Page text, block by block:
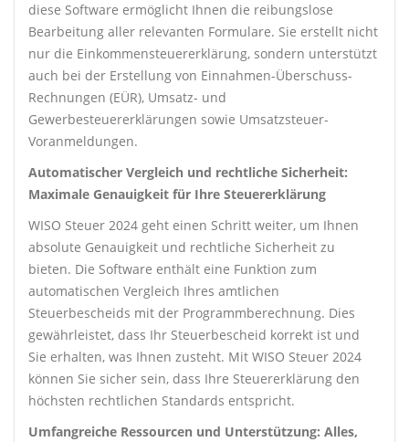
diese Software ermöglicht Ihnen die reibungslose
Bearbeitung aller relevanten Formulare. Sie erstellt nicht
nur die Einkommensteuererklärung, sondern unterstützt
auch bei der Erstellung von Einnahmen-Überschuss-
Rechnungen (EÜR), Umsatz- und
Gewerbesteuererklärungen sowie Umsatzsteuer-
Voranmeldungen.
Automatischer Vergleich und rechtliche Sicherheit:
Maximale Genauigkeit für Ihre Steuererklärung
WISO Steuer 2024 geht einen Schritt weiter, um Ihnen
absolute Genauigkeit und rechtliche Sicherheit zu
bieten. Die Software enthält eine Funktion zum
automatischen Vergleich Ihres amtlichen
Steuerbescheids mit der Programmberechnung. Dies
gewährleistet, dass Ihr Steuerbescheid korrekt ist und
Sie erhalten, was Ihnen zusteht. Mit WISO Steuer 2024
können Sie sicher sein, dass Ihre Steuererklärung den
höchsten rechtlichen Standards entspricht.
Umfangreiche Ressourcen und Unterstützung: Alles,